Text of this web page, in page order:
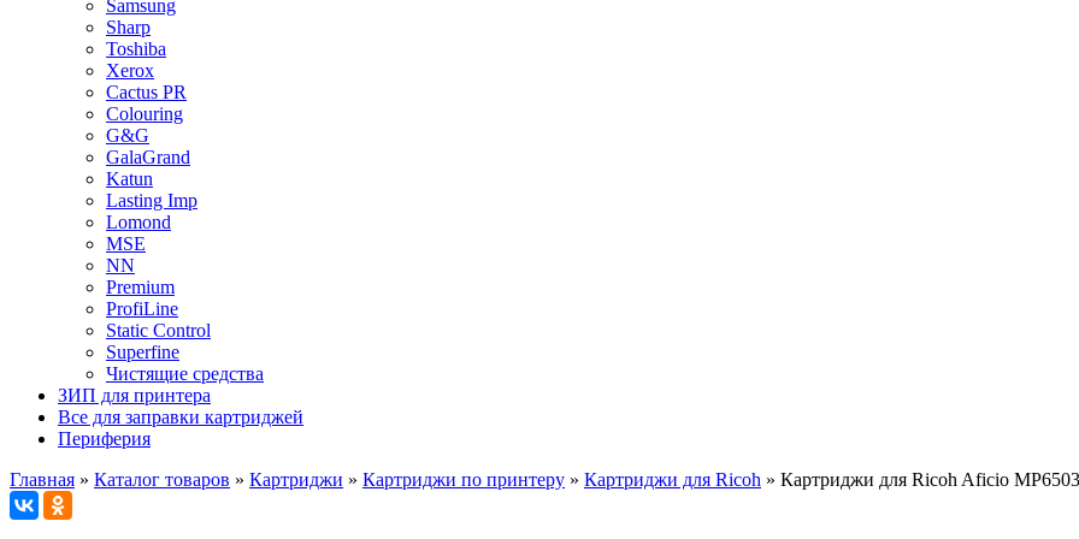
Samsung
Sharp
Toshiba
Xerox
Cactus PR
Colouring
G&G
GalaGrand
Katun
Lasting Imp
Lomond
MSE
NN
Premium
ProfiLine
Static Control
Superfine
Чистящие средства
ЗИП для принтера
Все для заправки картриджей
Периферия
Главная » Каталог товаров » Картриджи » Картриджи по принтеру » Картриджи для Ricoh » Картриджи для Ricoh Aficio